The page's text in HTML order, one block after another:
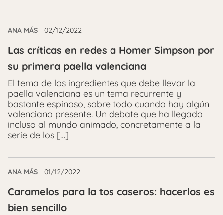
ANA MÁS 02/12/2022
Las críticas en redes a Homer Simpson por
su primera paella valenciana
El tema de los ingredientes que debe llevar la
paella valenciana es un tema recurrente y
bastante espinoso, sobre todo cuando hay algún
valenciano presente. Un debate que ha llegado
incluso al mundo animado, concretamente a la
serie de los […]
ANA MÁS 01/12/2022
Caramelos para la tos caseros: hacerlos es
bien sencillo